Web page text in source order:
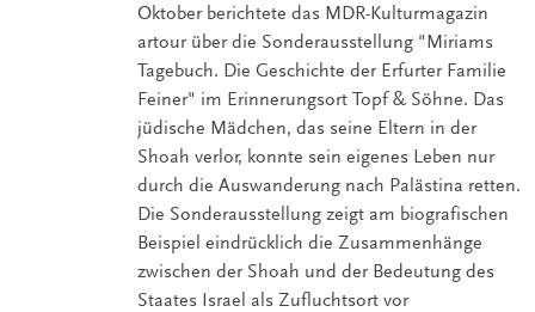
Oktober berichtete das MDR-Kulturmagazin
artour über die Sonderausstellung "Miriams
Tagebuch. Die Geschichte der Erfurter Familie
Feiner" im Erinnerungsort Topf & Söhne. Das
jüdische Mädchen, das seine Eltern in der
Shoah verlor, konnte sein eigenes Leben nur
durch die Auswanderung nach Palästina retten.
Die Sonderausstellung zeigt am biografischen
Beispiel eindrücklich die Zusammenhänge
zwischen der Shoah und der Bedeutung des
Staates Israel als Zufluchtsort vor